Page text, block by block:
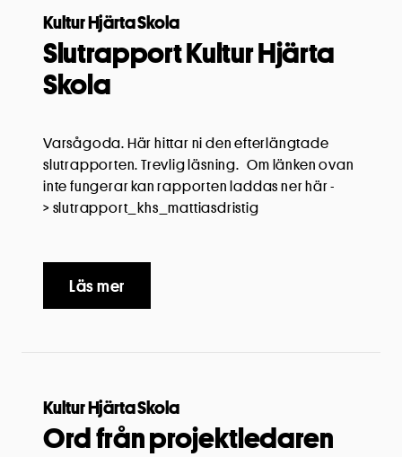
Kultur Hjärta Skola
Slutrapport Kultur Hjärta
Skola
Varsågoda. Här hittar ni den efterlängtade
slutrapporten. Trevlig läsning. Om länken ovan
inte fungerar kan rapporten laddas ner här -
> slutrapport_khs_mattiasdristig
Läs mer
Kultur Hjärta Skola
Ord från projektledaren